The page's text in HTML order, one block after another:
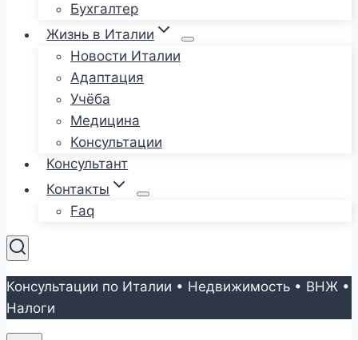
Бухгалтер
Жизнь в Италии
Новости Италии
Адаптация
Учёба
Медицина
Консультации
Консультант
Контакты
Faq
Консультации по Италии • Недвижимость • ВНЖ •
Налоги